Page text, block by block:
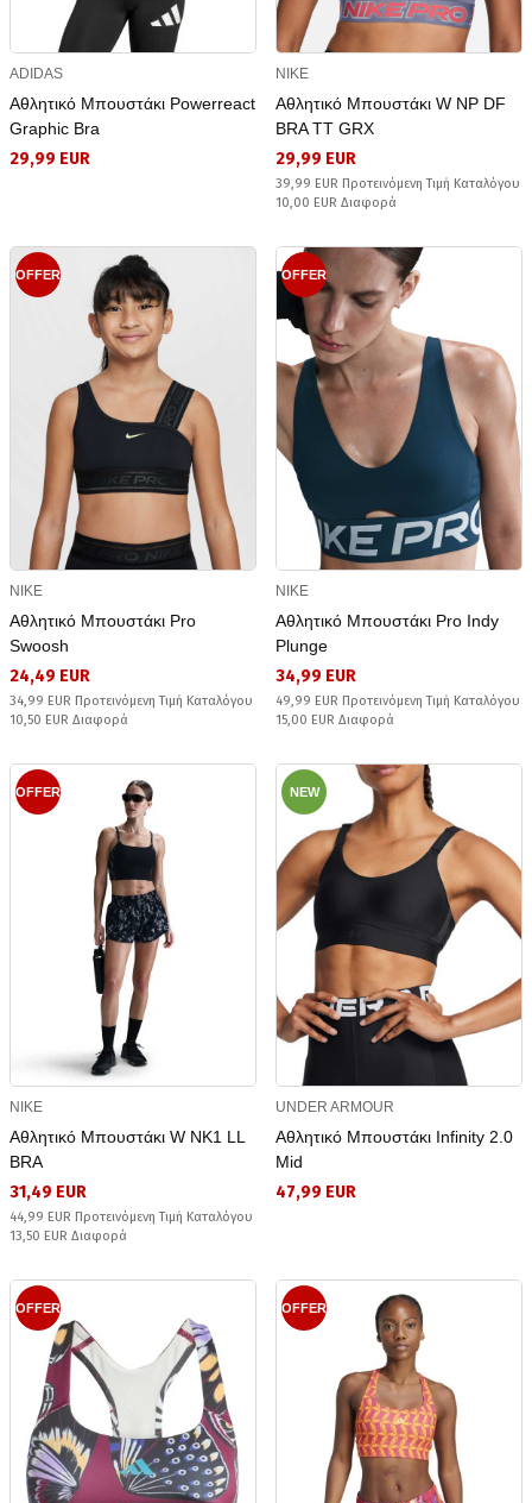
ADIDAS
Αθλητικό Μπουστάκι Powerreact
Graphic Bra
29,99 EUR
NIKE
Αθλητικό Μπουστάκι W NP DF
BRA TT GRX
29,99 EUR
39,99 EUR Προτεινόμενη Τιμή Καταλόγου
10,00 EUR Διαφορά
OFFER
NIKE
Αθλητικό Μπουστάκι Pro
Swoosh
24,49 EUR
34,99 EUR Προτεινόμενη Τιμή Καταλόγου
10,50 EUR Διαφορά
OFFER
NIKE
Αθλητικό Μπουστάκι Pro Indy
Plunge
34,99 EUR
49,99 EUR Προτεινόμενη Τιμή Καταλόγου
15,00 EUR Διαφορά
OFFER
NIKE
Αθλητικό Μπουστάκι W NK1 LL
BRA
31,49 EUR
44,99 EUR Προτεινόμενη Τιμή Καταλόγου
13,50 EUR Διαφορά
NEW
UNDER ARMOUR
Αθλητικό Μπουστάκι Infinity 2.0
Mid
47,99 EUR
OFFER OFFER